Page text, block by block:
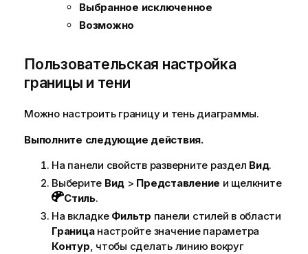
Выбранное исключенное
Возможно
Пользовательская настройка
границы и тени
Можно настроить границу и тень диаграммы.
Выполните следующие действия.
На панели свойств разверните раздел Вид.
Выберите Вид > Представление и щелкните
Стиль.
На вкладке Фильтр панели стилей в области
Границанастройте значение параметра
Контур, чтобы сделать линию вокруг